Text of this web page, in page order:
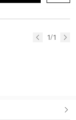
1/1